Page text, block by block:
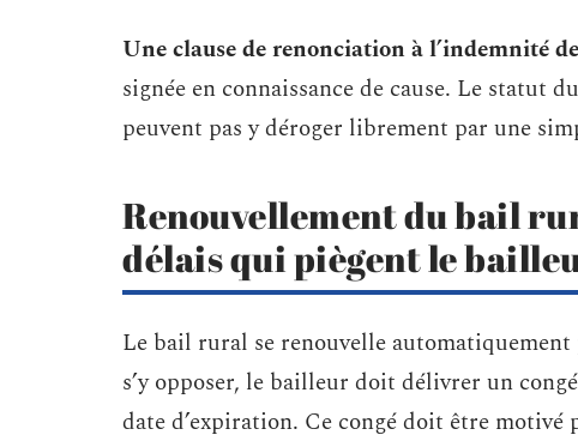
Une clause de renonciation à l’indemnité
signée en connaissance de cause. Le statut
peuvent pas y déroger librement par une
Renouvellement du bail
délais qui piègent le
Le bail rural se renouvelle
s’y opposer, le bailleur doit délivrer un
date d’expiration. Ce congé doit être motivé